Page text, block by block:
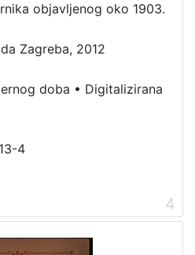
objavljenog oko 1903.
Zagreba, 2012
doba • Digitalizirana
4
4